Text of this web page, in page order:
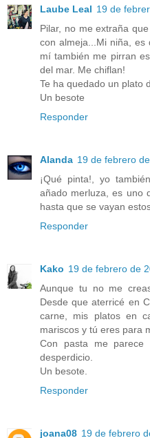
Laube Leal 19 de
Pilar, no me extraña
con almeja...Mi niña, es
mí también me pirran
del mar. Me chiflan!
Te ha quedado un plato
Un besote
Responder
Alanda 19 de febrero
¡Qué pinta!, yo
añado merluza, es uno
hasta que se vayan
Responder
Kako 19 de febrero de
Aunque tu no me
Desde que aterricé en
carne, mis platos en
mariscos y tú eres para
Con pasta me
desperdicio.
Un besote.
Responder
joana08 19 de febrero